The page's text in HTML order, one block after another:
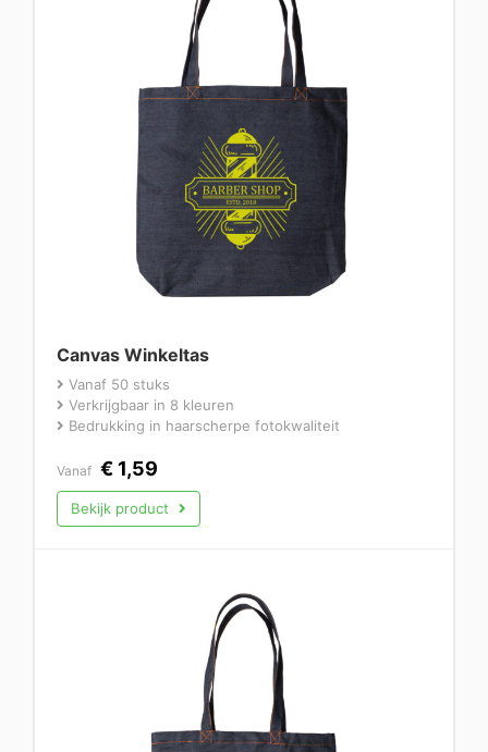
Canvas Winkeltas
Vanaf 50 stuks
Verkrijgbaar in 8 kleuren
Bedrukking in haarscherpe fotokwaliteit
Vanaf € 1,59
Bekijk product